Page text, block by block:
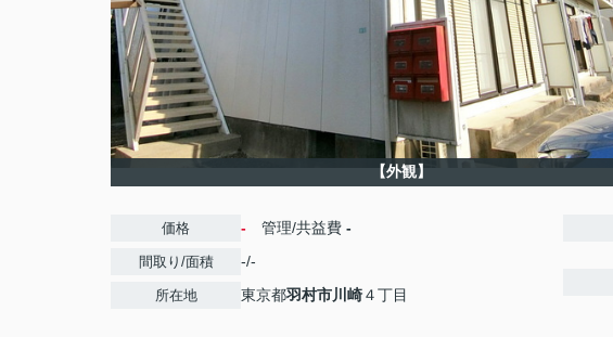
【外観】
価格 - 管理/共益費 -
間取り/面積 -/-
所在地 東京都羽村市川崎４丁目